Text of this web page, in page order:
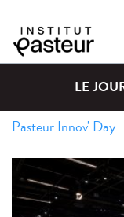
LE